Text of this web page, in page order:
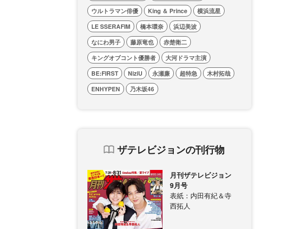
ウルトラマン俳優
King ＆ Prince
横浜流星
LE SSERAFIM
橋本環奈
浜辺美波
なにわ男子
藤原竜也
赤楚衛二
キングオブコント優勝者
大河ドラマ主演
BE:FIRST
NiziU 永瀬廉 超特急
木村拓哉
ENHYPEN
乃木坂46
ザテレビジョンの刊行物
月刊ザテレビジョン
9月号
表紙：内田有紀＆寺
西拓人